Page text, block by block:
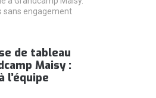
sans engagement
de tableau
Maisy :
l’équipe